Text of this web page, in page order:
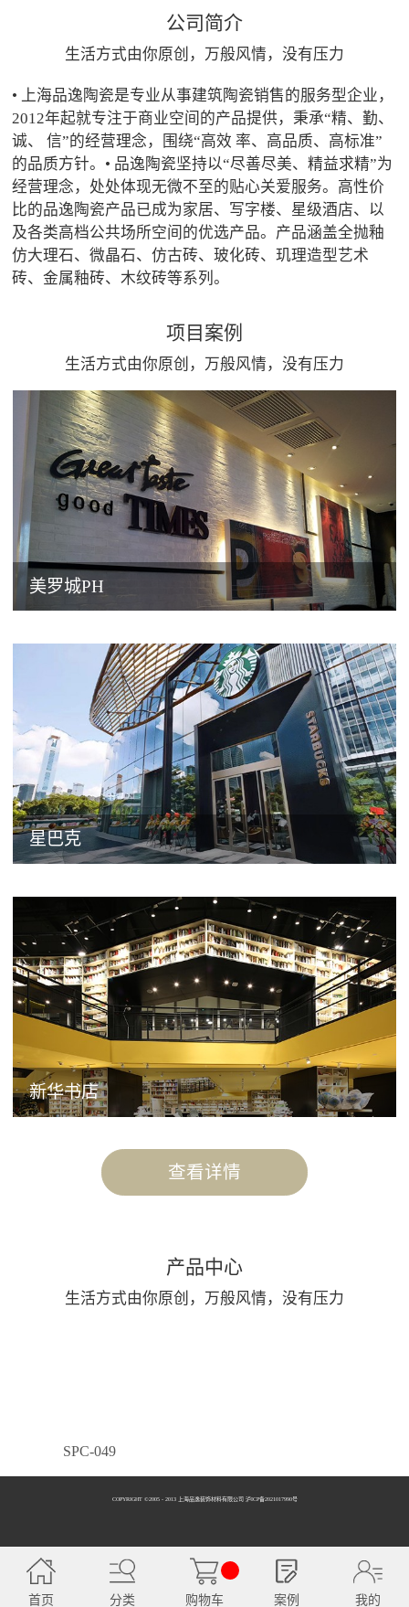
公司简介
生活方式由你原创，万般风情，没有压力
• 上海品逸陶瓷是专业从事建筑陶瓷销售的服务型企业，
2012年起就专注于商业空间的产品提供，秉承“精、勤、
诚、 信”的经营理念，围绕“高效 率、高品质、高标准”
的品质方针。• 品逸陶瓷坚持以“尽善尽美、精益求精”为
经营理念，处处体现无微不至的贴心关爱服务。高性价
比的品逸陶瓷产品已成为家居、写字楼、星级酒店、以
及各类高档公共场所空间的优选产品。产品涵盖全抛釉
仿大理石、微晶石、仿古砖、玻化砖、玑理造型艺术
砖、金属釉砖、木纹砖等系列。
项目案例
生活方式由你原创，万般风情，没有压力
美罗城PH
星巴克
新华书店
查看详情
产品中心
生活方式由你原创，万般风情，没有压力
SPC-049
SPC-050
COPYRIGHT ©2005 - 2013 上海品逸装饰材料有限公司 泸ICP备2021017990号
首页 分类 购物车 案例 我的